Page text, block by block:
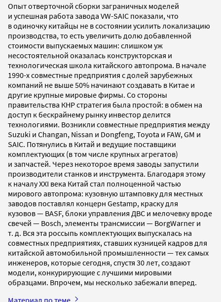
Опыт отверточной сборки заграничных моделей
и успешная работа завода VW-SAIC показали, что
в одиночку китайцы не в состоянии усилить локализацию
производства, то есть увеличить долю добавленной
стоимости выпускаемых машин: слишком уж
несостоятельной оказалась конструкторская и
технологическая школа китайского автопрома. В начале
1990-х совместные предприятия с долей зарубежных
компаний не выше 50% начинают создавать в Китае и
другие крупные мировые фирмы. Со стороны
правительства КНР стратегия была простой: в обмен на
доступ к бескрайнему рынку инвестор делится
технологиями. Возникли совместные предприятия между
Suzuki и Changan, Nissan и Dongfeng, Toyota и FAW, GM и
SAIC. Потянулись в Китай и ведущие поставщики
комплектующих (в том числе крупных агрегатов)
и запчастей. Через некоторое время заводы запустили
производители станков и инструмента. Благодаря этому
к началу XXI века Китай стал полноценной частью
мирового автопрома: кузовную штамповку для местных
заводов поставлял концерн Gestamp, краску для
кузовов — BASF, блоки управления ДВС и мелочевку вроде
свечей — Bosch, элементы трансмиссии — BorgWarner и
т. д. Вся эта россыпь комплектующих выпускалась на
совместных предприятиях, ставших кузницей кадров для
китайской автомобильной промышленности — тех самых
инженеров, которые сегодня, спустя 30 лет, создают
модели, конкурирующие с лучшими мировыми
образцами. Впрочем, мы несколько забежали вперед.
Материал по теме